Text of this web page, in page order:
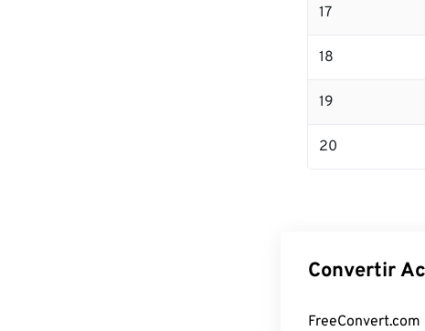
17
18
19
20
Convertir